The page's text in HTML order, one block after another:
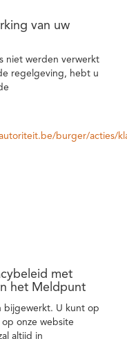
van uw
niet werden verwerkt
regelgeving, hebt u
burger/acties/
met
het Meldpunt
bijgewerkt. U kunt op
onze website
altijd in